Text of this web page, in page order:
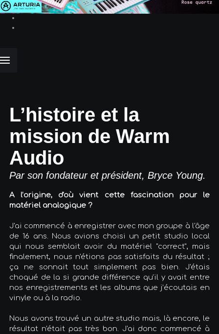
L’histoire et la
mission de Warm
Audio
Par son fondateur et président, Bryce Young.
A l’origine, d'où vient cette fascination pour le
matériel analogique ?
J'ai commencé à enregistrer avec mon groupe à l'âge
de 16 ans. Nous avions choisi un petit studio local
qui nous semblait avoir du matériel "correct", mais
finalement, nous n'étions pas satisfaits du résultat ;
ça ne sonnait tout simplement pas bien. J'étais
choqué de la si grande différence qu’il y avait entre
nos enregistrements et les albums que j’écoutais en
vinyle ou à la radio.
Nous avons trouvé un autre studio mais, là encore, le
résultat n'était pas très bon. J'ai donc commencé à